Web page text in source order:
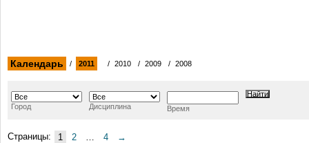
Календарь / 2011 / 2010 / 2009 / 2008
Город Дисциплина Время
Страницы: 1 2 4 →